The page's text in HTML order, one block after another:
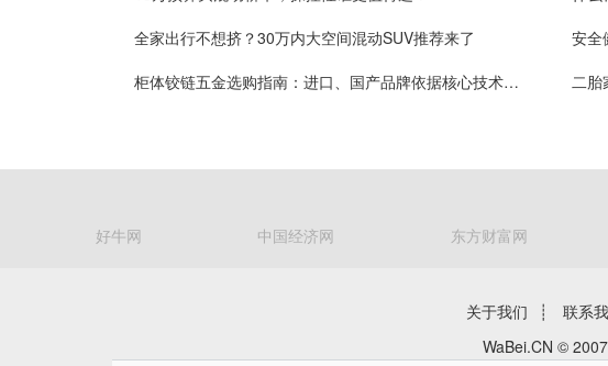
全家出行不想挤？30万内大空间混动SUV推荐来了
安全
柜体铰链五金选购指南：进口、国产品牌依据核心技术分层解析
二胎
好牛网 中国经济网 东方财富网
关于我们 ┊ 联系
WaBei.CN ©